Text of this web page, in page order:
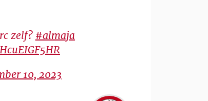
zelf? #almaja
10, 2023